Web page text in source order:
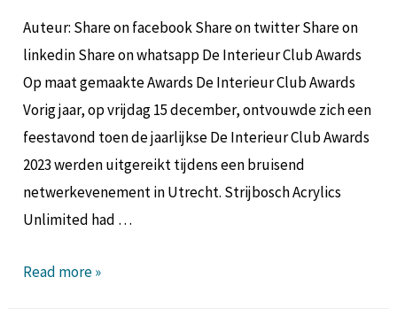
Auteur: Share on facebook Share on twitter Share on
linkedin Share on whatsapp De Interieur Club Awards
Op maat gemaakte Awards​ De Interieur Club Awards
Vorig jaar, op vrijdag 15 december, ontvouwde zich een
feestavond toen de jaarlijkse De Interieur Club Awards
2023 werden uitgereikt tijdens een bruisend
netwerkevenement in Utrecht. Strijbosch Acrylics
Unlimited had …
Read more »